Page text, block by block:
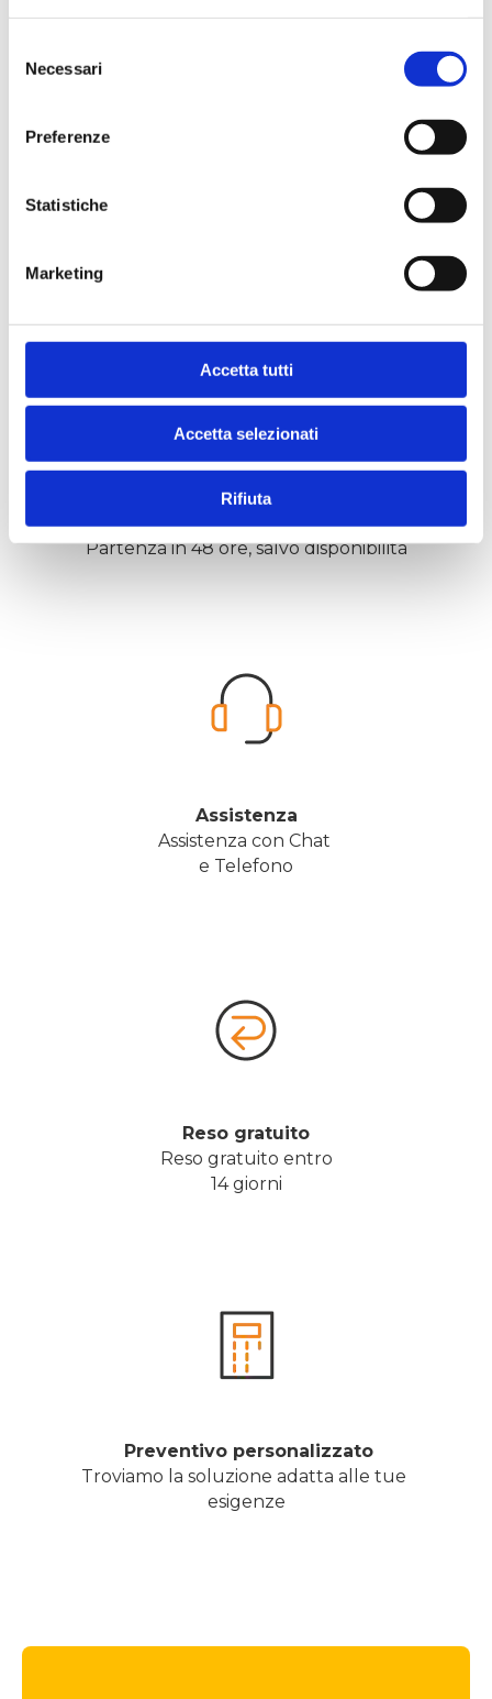
delNecessari
Preferenze
Statistiche
Marketing
Accetta tutti
Accetta selezionati
Rifiuta
La tua casa merita il
Velocità
Partenza in 48 ore, salvo disponibilità
Assistenza
Assistenza con Chat
e Telefono
Reso gratuito
Reso gratuito entro
14 giorni
Preventivo personalizzato
Troviamo la soluzione adatta alle tue
esigenze